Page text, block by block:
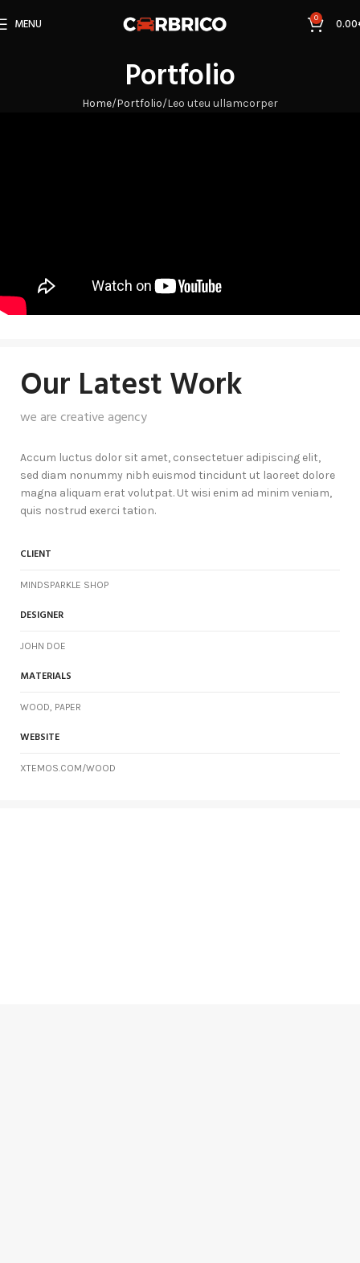
MENU 0 0.00
Portfolio
Home Portfolio Leo uteu ullamcorper
Our Latest Work
we are creative agency
Accum luctus dolor sit amet, consectetuer adipiscing elit,
sed diam nonummy nibh euismod tincidunt ut laoreet dolore
magna aliquam erat volutpat. Ut wisi enim ad minim veniam,
quis nostrud exerci tation.
CLIENT
MINDSPARKLE SHOP
DESIGNER
JOHN DOE
MATERIALS
WOOD, PAPER
WEBSITE
XTEMOS.COM/WOOD